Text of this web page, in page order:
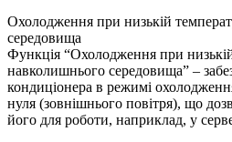
Охолодження при низькій
середовища
Функція “Охолодження при
навколишнього середовища” –
кондиціонера в режимі
нуля (зовнішнього повітря), що
його для роботи, наприклад, у